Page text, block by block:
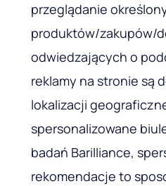
przeglądanie
produktów/zakupów/
odwiedzających o
reklamy na stronie są
lokalizacji
spersonalizowane
badań Barilliance,
rekomendacje to